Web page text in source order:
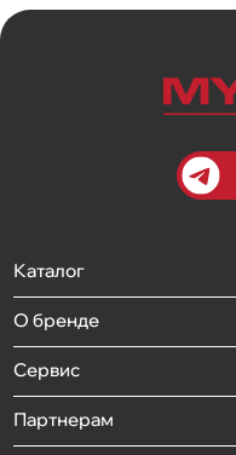
Каталог
О бренде
Сервис
Партнерам